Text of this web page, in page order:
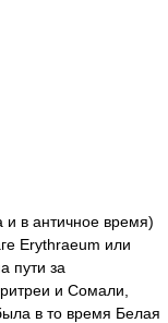
в античное время)
Erythraeum или
пути за
и Сомали,
в то время Белая